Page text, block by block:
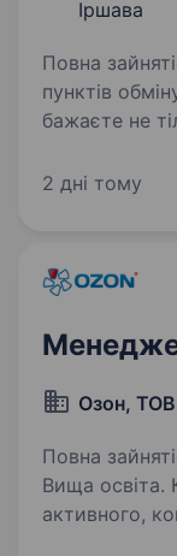
Іршава
Повна зайнятість. Ми
пунктів
бажаєте не
відрізнити
2 дні тому
Озон, ТОВ
Повна
Вища освіта. Компанія запрошує на роботу
активного,